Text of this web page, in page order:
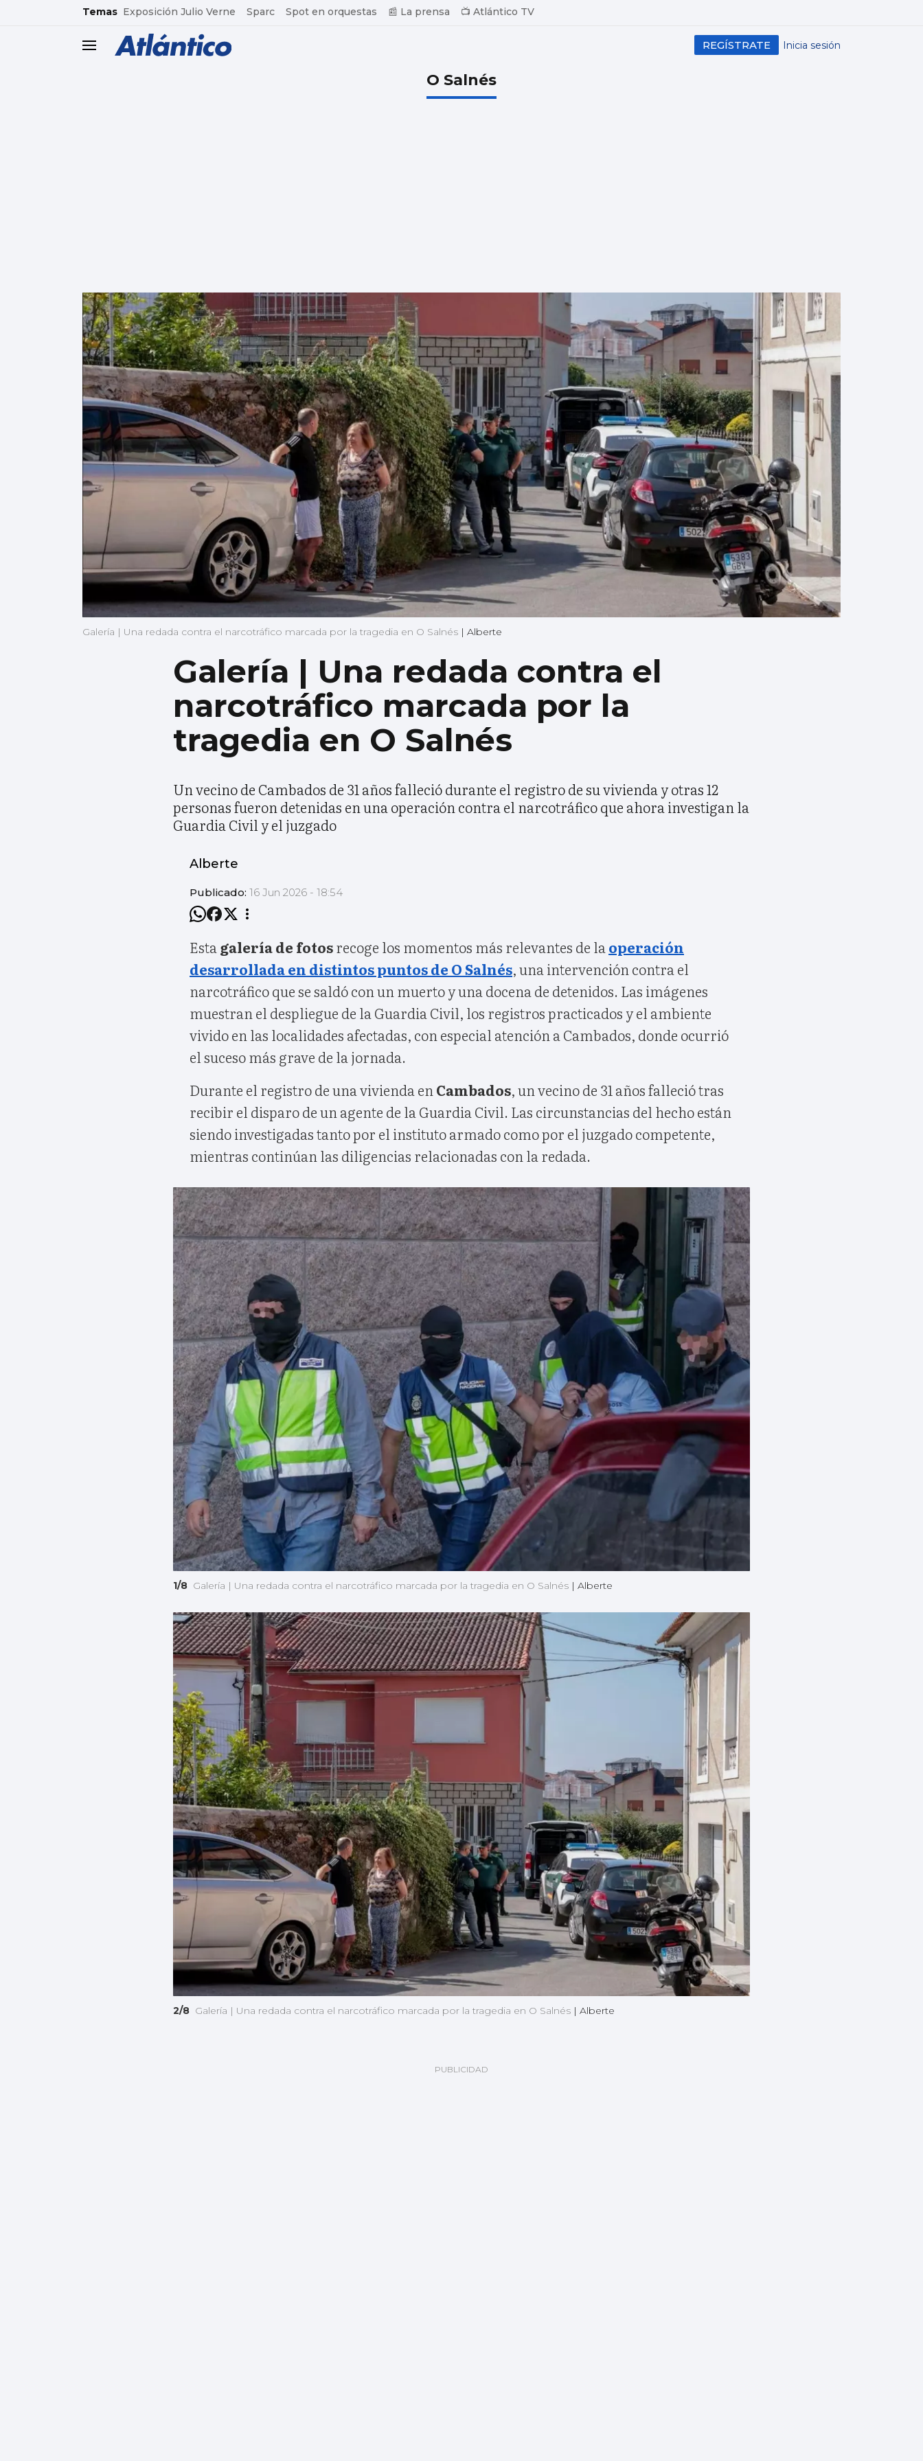
common.go-to-content
Temas Exposición Julio Verne Sparc Spot en orquestas 📰 La prensa 📺 Atlántico TV
header.menu.open Inicia sesión
REGÍSTRATE
O Salnés
Galería | Una redada contra el narcotráfico marcada por la tragedia en O Salnés | Alberte
Galería | Una redada contra el
narcotráfico marcada por la
tragedia en O Salnés
Un vecino de Cambados de 31 años falleció durante el registro de su vivienda y otras 12
personas fueron detenidas en una operación contra el narcotráfico que ahora investigan la
Guardia Civil y el juzgado
Alberte
Publicado: 16 Jun 2026 - 18:54
Esta galería de fotosrecoge los momentos más relevantes de la operación
desarrollada en distintos puntos de O Salnés, una intervención contra el
narcotráfico que se saldó con un muerto y una docena de detenidos. Las imágenes
muestran el despliegue de la Guardia Civil, los registros practicados y el ambiente
vivido en las localidades afectadas, con especial atención a Cambados, donde ocurrió
el suceso más grave de la jornada.
Durante el registro de una vivienda en Cambados, un vecino de 31 años falleció tras
recibir el disparo de un agente de la Guardia Civil. Las circunstancias del hecho están
siendo investigadas tanto por el instituto armado como por el juzgado competente,
mientras continúan las diligencias relacionadas con la redada.
1/8 Galería | Una redada contra el narcotráfico marcada por la tragedia en O Salnés | Alberte
2/8 Galería | Una redada contra el narcotráfico marcada por la tragedia en O Salnés | Alberte